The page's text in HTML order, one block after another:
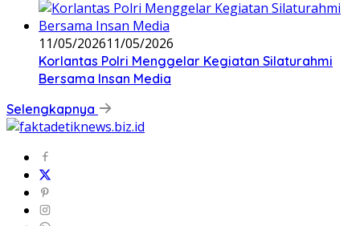
11/05/202611/05/2026
Korlantas Polri Menggelar Kegiatan Silaturahmi
Bersama Insan Media
Selengkapnya